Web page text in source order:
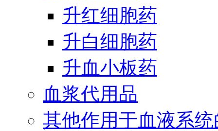
升红细胞药
升白细胞药
升血小板药
血浆代用品
其他作用于血液系